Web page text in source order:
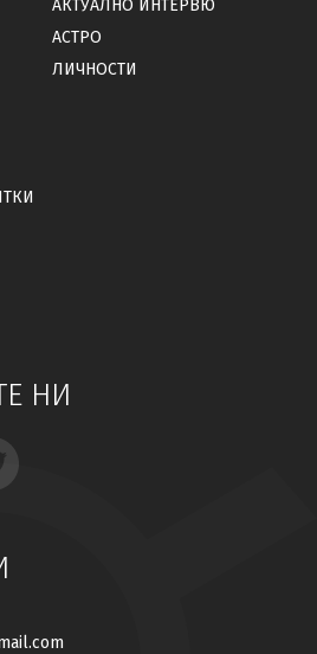
АКТУАЛНО ИНТЕРВЮ
АСТРО
ЛИЧНОСТИ
НИ